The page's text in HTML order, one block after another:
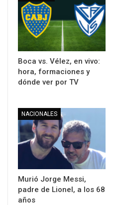
Boca vs. Vélez, en vivo:
hora, formaciones y
dónde ver por TV
NACIONALES
Murió Jorge Messi,
padre de Lionel, a los 68
años